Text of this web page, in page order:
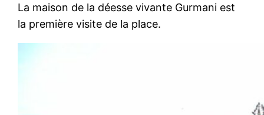
La maison de la déesse vivante Gurmani est
la première visite de la place.